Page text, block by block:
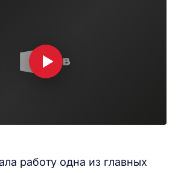
работу одна из главных